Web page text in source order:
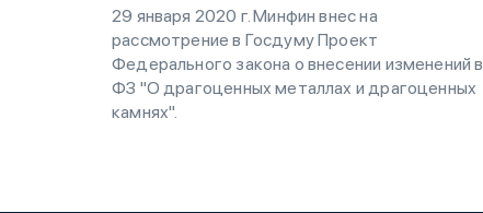
29 января 2020 г. Минфин внес на
рассмотрение в Госдуму Проект
Федерального закона о внесении изменений в
ФЗ "О драгоценных металлах и драгоценных
камнях".